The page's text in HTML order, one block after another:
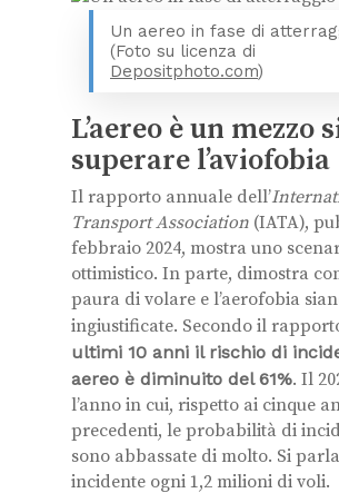
Un aereo in fase di
(Foto su licenza di
Depositphoto.com)
L’aereo è un mezzo
superare l’aviofobia
Il rapporto annuale dell’
Transport Association (IATA),
febbraio 2024, mostra uno
ottimistico. In parte, dimostra
paura di volare e l’aerofobia
ingiustificate. Secondo il
ultimi 10 anni il rischio di
aereo è diminuito del 61%. Il
l’anno in cui, rispetto ai cinque
precedenti, le probabilità di
sono abbassate di molto. Si
incidente ogni 1,2 milioni di voli.